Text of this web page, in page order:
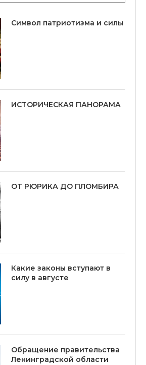
Символ патриотизма и силы
ИСТОРИЧЕСКАЯ ПАНОРАМА
ОТ РЮРИКА ДО ПЛОМБИРА
Какие законы вступают в
силу в августе
Обращение правительства
Ленинградской области